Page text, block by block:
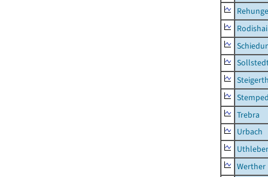
Trebra
Urbach
Werther